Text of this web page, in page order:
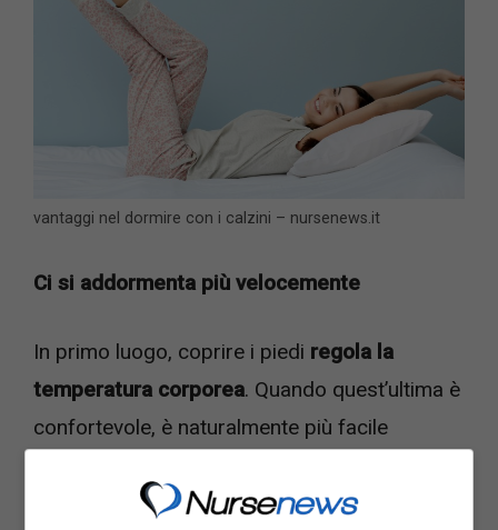
vantaggi nel dormire con i calzini – nursenews.it
Ci si addormenta più velocemente
In primo luogo, coprire i piedi regola la
temperatura corporea. Quando quest’ultima è
confortevole, è naturalmente più facile
vasodilatazione, uno dei tanti segnali che il